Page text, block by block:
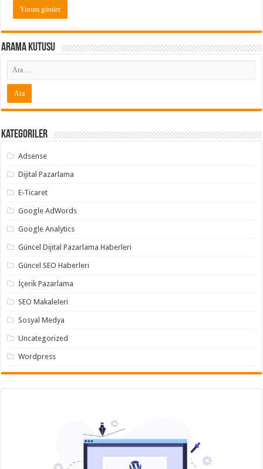
Arama Kutusu
Kategoriler
Adsense
Dijital Pazarlama
E-Ticaret
Google AdWords
Google Analytics
Güncel Dijital Pazarlama Haberleri
Güncel SEO Haberleri
İçerik Pazarlama
SEO Makaleleri
Sosyal Medya
Uncategorized
Wordpress